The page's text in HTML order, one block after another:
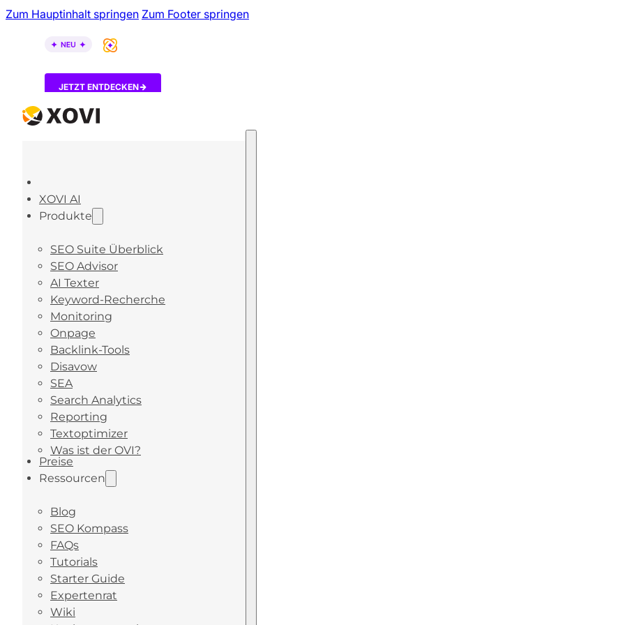
Zum Hauptinhalt springen Zum Footer springen
JETZT ENTDECKEN
XOVI AI
Produkte
SEO Suite Überblick
SEO Advisor
AI Texter
Keyword-Recherche
Monitoring
Onpage
Backlink-Tools
Disavow
SEA
Search Analytics
Reporting
Textoptimizer
Was ist der OVI?
Preise
Ressourcen
Blog
SEO Kompass
FAQs
Tutorials
Starter Guide
Expertenrat
Wiki